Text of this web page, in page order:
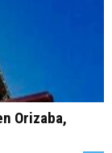
Orizaba,